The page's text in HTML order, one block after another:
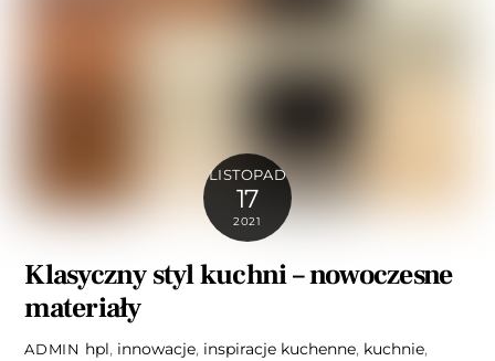
LISTOPAD
17
2021
Klasyczny styl kuchni – nowoczesne
materiały
ADMIN hpl, innowacje, inspiracje kuchenne, kuchnie,